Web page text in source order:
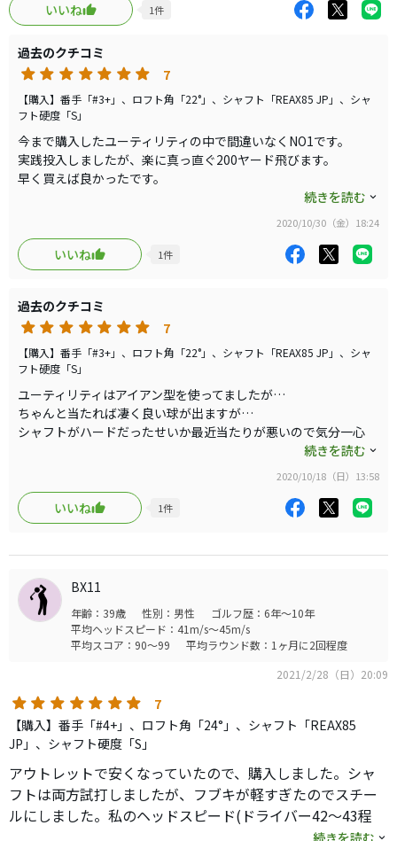
ユーティリティは最新じゃなくても
コスパに優れてますので
オススメです。
いいね
1件
過去のクチコミ
7
【購入】番手「#3+」、ロフト角「22°」、シャフト「REAX85 JP」、シャ
フト硬度「S」
今まで購入したユーティリティの中で間違いなくNO1です。
実践投入しましたが、楽に真っ直ぐ200ヤード飛びます。
早く買えば良かったです。
続きを読む
2020/10/30（金）18:24
いいね 1件
過去のクチコミ
7
【購入】番手「#3+」、ロフト角「22°」、シャフト「REAX85 JP」、シャ
フト硬度「S」
ユーティリティはアイアン型を使ってましたが…
ちゃんと当たれば凄く良い球が出ますが…
シャフトがハードだったせいか最近当たりが悪いので気分一心
各メーカーを打ち比べてみましたが
SIMのスチールシャフトモデルが一番合ってましたが、
まだまだいいお値段なので
楽だし飛ぶし…安定していいですよ。
19°も購入検討中です。
続きを読む
2020/10/18（日）13:58
いいね 1件
BX11
年齢：39歳 性別：男性
ゴルフ歴：6年～10年
平均ヘッドスピード：41m/s～45m/s
平均スコア：90～99
平均ラウンド数：1ヶ月に2回程度
2021/2/28（日）20:09
7
【購入】番手「#4+」、ロフト角「24°」、シャフト「REAX85
JP」、シャフト硬度「S」
アウトレットで安くなっていたので、購入しました。シャ
フトは両方試打しましたが、フブキが軽すぎたのでスチー
ルにしました。私のヘッドスピード(ドライバー42〜43程
続きを読む